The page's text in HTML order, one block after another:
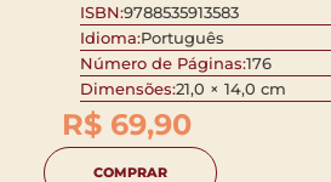
ISBN:9788535913583
Idioma:Português
Número de Páginas:176
Dimensões:21,0 × 14,0 cm
R$ 69,90
COMPRAR